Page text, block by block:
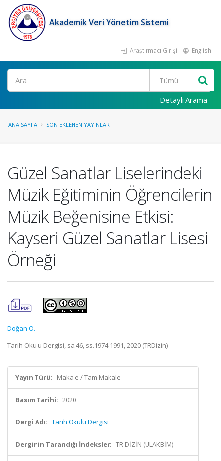
Akademik Veri Yönetim Sistemi
Araştırmacı Girişi English
Ara
Detaylı Arama
ANA SAYFA SON EKLENEN YAYINLAR
Güzel Sanatlar Liselerindeki
Müzik Eğitiminin Öğrencilerin
Müzik Beğenisine Etkisi:
Kayseri Güzel Sanatlar Lisesi
Örneği
Doğan Ö.
Tarih Okulu Dergisi, sa.46, ss.1974-1991, 2020 (TRDizin)
Yayın Türü: Makale / Tam Makale
Basım Tarihi: 2020
Dergi Adı: Tarih Okulu Dergisi
Derginin Tarandığı İndeksler: TR DİZİN (ULAKBİM)